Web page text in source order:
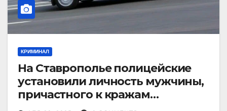
КРИМИНАЛ
На Ставрополье полицейские
установили личность мужчины,
причастного к кражам
имущества из квартир в